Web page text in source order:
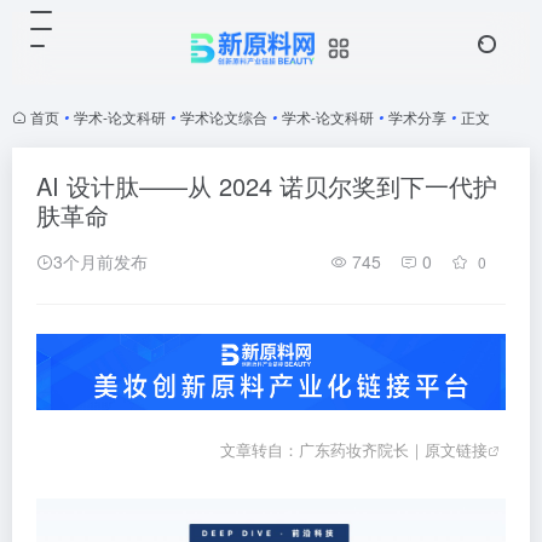
首页 • 学术-论文科研 • 学术论文综合 • 学术-论文科研 • 学术分享 • 正文
AI 设计肽——从 2024 诺贝尔奖到下一代护
肤革命
3个月前发布 745 0 0
文章转自：广东药妆齐院长｜ 原文链接